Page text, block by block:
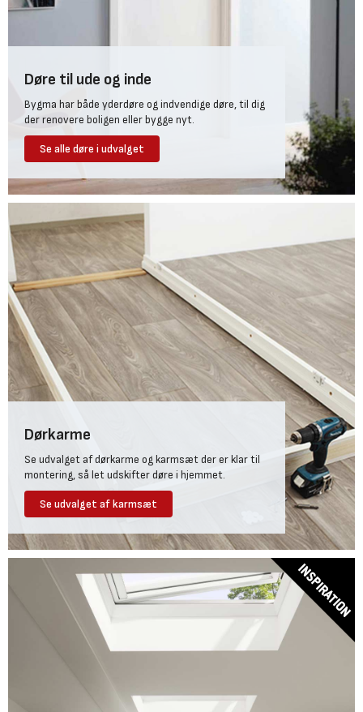
Døre til ude og inde
Bygma har både yderdøre og indvendige døre, til dig
der renovere boligen eller bygge nyt.
Se alle døre i udvalget
Dørkarme
Se udvalget af dørkarme og karmsæt der er klar til
montering, så let udskifter døre i hjemmet.
Se udvalget af karmsæt